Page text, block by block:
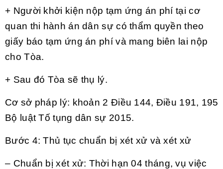
+ Người khởi kiện nộp tạm ứng án phí tại cơ
quan thi hành án dân sự có thẩm quyền theo
giấy báo tạm ứng án phí và mang biên lai nộp
cho Tòa.
+ Sau đó Tòa sẽ thụ lý.
Cơ sở pháp lý: khoản 2 Điều 144, Điều 191, 195
Bộ luật Tố tụng dân sự 2015.
Bước 4: Thủ tục chuẩn bị xét xử và xét xử
– Chuẩn bị xét xử: Thời hạn 04 tháng, vụ việc